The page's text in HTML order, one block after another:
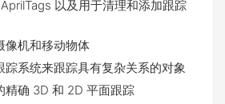
以及用于清理和添加跟踪
像机和移动物体
踪系统来跟踪具有复杂关系的对象
精确 3D 和 2D 平面跟踪